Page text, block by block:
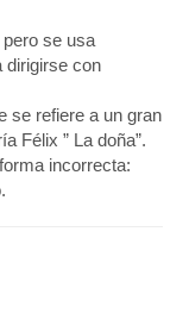
se usa
dirigirse con
se refiere a un gran
Félix ” La doña”.
incorrecta: